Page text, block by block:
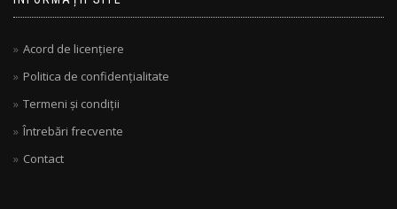
Acord de licențiere
Politica de confidențialitate
Termeni și condiții
Întrebări frecvente
Contact